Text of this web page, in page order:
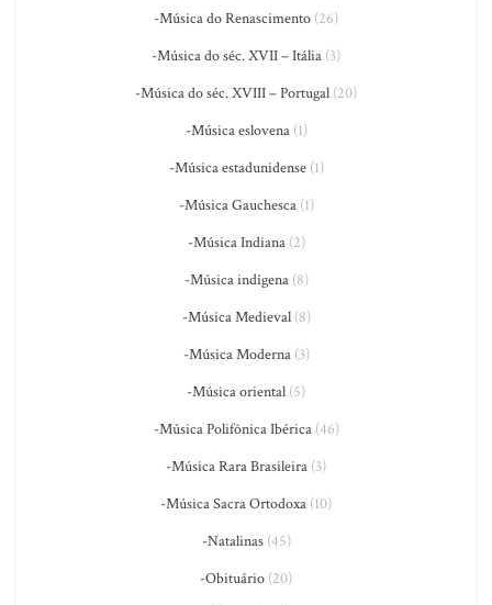
-Música do Renascimento (26)
-Música do séc. XVII – Itália (3)
-Música do séc. XVIII – Portugal (20)
-Música eslovena(1)
-Música estadunidense(1)
-Música Gauchesca(1)
-Música Indiana(2)
-Música indígena(8)
-Música Medieval(8)
-Música Moderna(3)
-Música oriental (5)
-Música Polifônica Ibérica(46)
-Música Rara Brasileira (3)
-Música Sacra Ortodoxa (10)
-Natalinas(45)
-Obituário (20)